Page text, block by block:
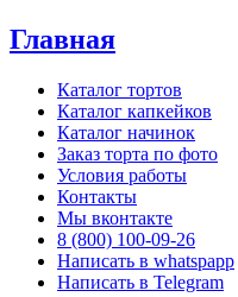
Главная
Каталог тортов
Каталог капкейков
Каталог начинок
Заказ торта по фото
Условия работы
Контакты
Мы вконтакте
8 (800) 100-09-26
Написать в whatspapp
Написать в Telegram